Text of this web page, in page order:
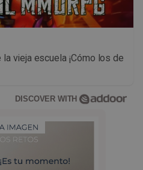
vieja escuela ¡Cómo los de
DISCOVER WITH